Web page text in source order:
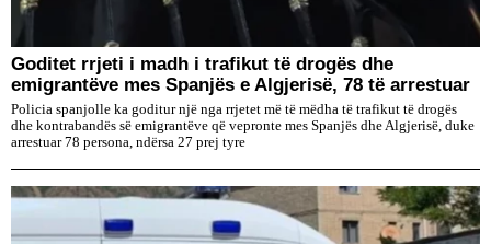
Goditet rrjeti i madh i trafikut të drogës dhe
emigrantëve mes Spanjës e Algjerisë, 78 të arrestuar
Policia spanjolle ka goditur një nga rrjetet më të mëdha të trafikut të drogës
dhe kontrabandës së emigrantëve që vepronte mes Spanjës dhe Algjerisë, duke
arrestuar 78 persona, ndërsa 27 prej tyre